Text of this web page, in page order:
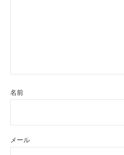
名前
メール